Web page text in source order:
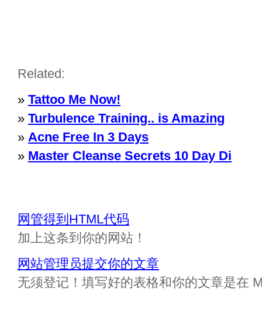
Related:
» Tattoo Me Now!
» Turbulence Training.. is Amazing
» Acne Free In 3 Days
» Master Cleanse Secrets 10 Day Di
网管得到HTML代码
加上这条到你的网站！
网站管理员提交你的文章
无须登记！填写好的表格和你的文章是在